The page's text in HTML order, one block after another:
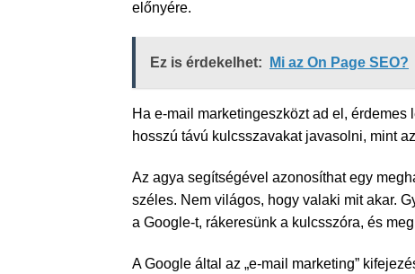
előnyére.
Ez is érdekelhet: Mi az On Page SEO?
Ha e-mail marketingeszközt ad el, érdemes
hosszú távú kulcsszavakat javasolni, mint
Az agya segítségével azonosíthat egy
széles. Nem világos, hogy valaki mit akar.
a Google-t, rákeresünk a kulcsszóra, és
A Google által az „e-mail marketing”